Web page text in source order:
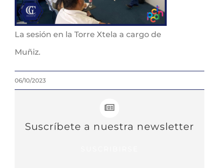
La sesión en la Torre Xtela a cargo de
Muñiz.
06/10/2023
Suscríbete a nuestra newsletter